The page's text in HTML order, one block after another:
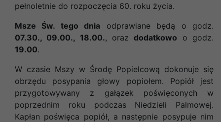
pełnoletnie do rozpoczęcia 60. roku życia.
Msze Św. tego dnia odprawiane będą o godz.
07.30., 09.00., 18.00., orazdodatkowo o godz.
19.00.
W czasie Mszy w Środę Popielcową dokonuje się
obrzędu posypania głowy popiołem. Popiół jest
przygotowywany z gałązek poświęconych w
poprzednim roku podczas Niedzieli Palmowej.
Kapłan poświęca popiół, a następnie posypuje nim